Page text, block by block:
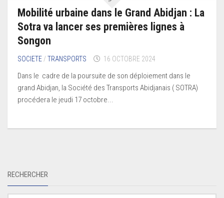
Mobilité urbaine dans le Grand Abidjan : La
Sotra va lancer ses premières lignes à
Songon
SOCIETE /TRANSPORTS 16 OCTOBRE 2024
Dans le cadre de la poursuite de son déploiement dans le
grand Abidjan, la Société des Transports Abidjanais ( SOTRA)
procédera le jeudi 17 octobre...
RECHERCHER